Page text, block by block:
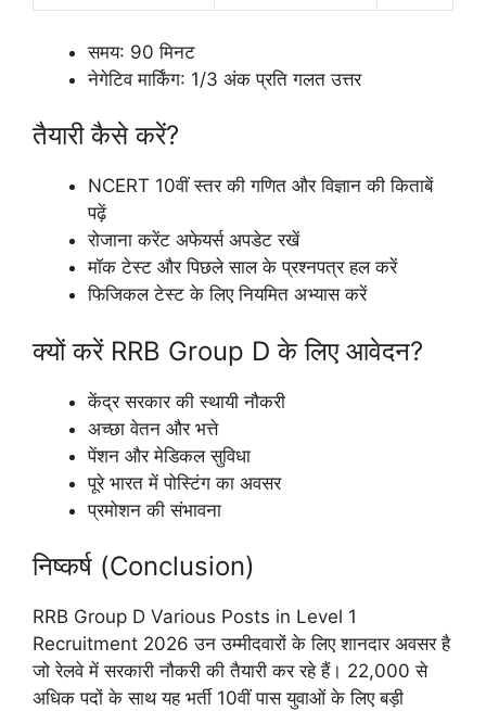
समय: 90 मिनट
नेगेटिव मार्किंग: 1/3 अंक प्रति गलत उत्तर
तैयारी कैसे करें?
NCERT 10वीं स्तर की गणित और विज्ञान की किताबें
पढ़ें
रोजाना करेंट अफेयर्स अपडेट रखें
मॉक टेस्ट और पिछले साल के प्रश्नपत्र हल करें
फिजिकल टेस्ट के लिए नियमित अभ्यास करें
क्यों करें RRB Group D के लिए आवेदन?
केंद्र सरकार की स्थायी नौकरी
अच्छा वेतन और भत्ते
पेंशन और मेडिकल सुविधा
पूरे भारत में पोस्टिंग का अवसर
प्रमोशन की संभावना
निष्कर्ष (Conclusion)
RRB Group D Various Posts in Level 1
Recruitment 2026 उन उम्मीदवारों के लिए शानदार अवसर है
जो रेलवे में सरकारी नौकरी की तैयारी कर रहे हैं। 22,000 से
अधिक पदों के साथ यह भर्ती 10वीं पास युवाओं के लिए बड़ी